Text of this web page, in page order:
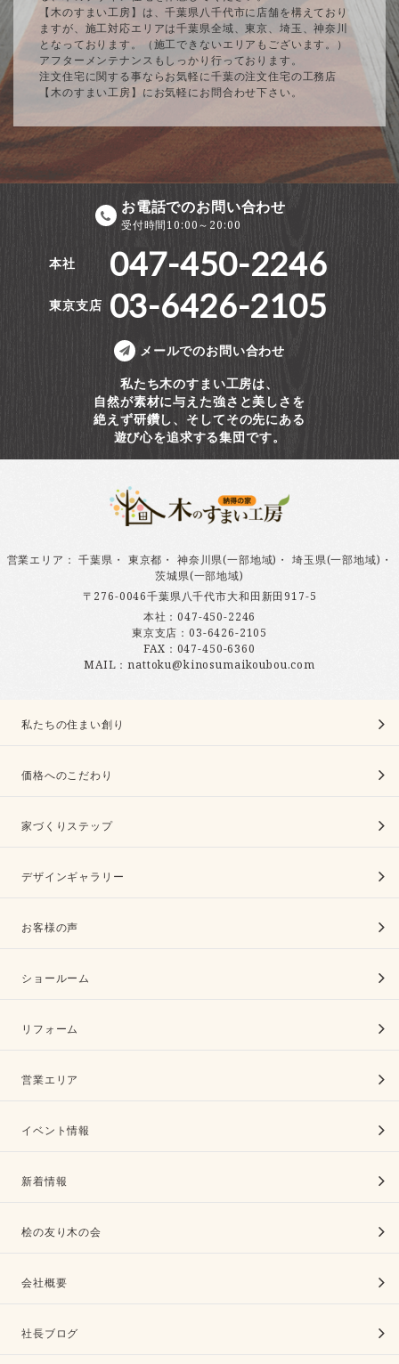
【木のすまい工房】は、千葉県八千代市に店舗を構えており
ますが、施工対応エリアは千葉県全域、東京、埼玉、神奈川
となっております。（施工できないエリアもございます。）
アフターメンテナンスもしっかり行っております。
注文住宅に関する事ならお気軽に千葉の注文住宅の工務店
【木のすまい工房】にお気軽にお問合わせ下さい。
お電話でのお問い合わせ
受付時間10:00～20:00
本社 047-450-2246
東京支店 03-6426-2105
メールでのお問い合わせ
私たち木のすまい工房は、
自然が素材に与えた強さと美しさを
絶えず研鑽し、そしてその先にある
遊び心を追求する集団です。
営業エリア ：千葉県 ・ 東京都 ・ 神奈川県(一部地域) ・ 埼玉県(一部地域) ・
茨城県(一部地域)
〒276-0046千葉県八千代市大和田新田917-5
本社：047-450-2246
東京支店：03-6426-2105
FAX：047-450-6360
MAIL：nattoku@kinosumaikoubou.com
私たちの住まい創り
価格へのこだわり
家づくりステップ
デザインギャラリー
お客様の声
ショールーム
リフォーム
営業エリア
イベント情報
新着情報
桧の友り木の会
会社概要
社長ブログ